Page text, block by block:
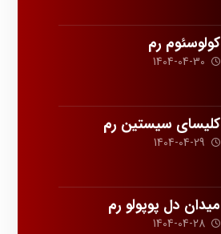
کولوسئوم رم
1404-04-30
کلیسای سیستین رم
1404-04-29
میدان دل پوپولو رم
1404-04-28